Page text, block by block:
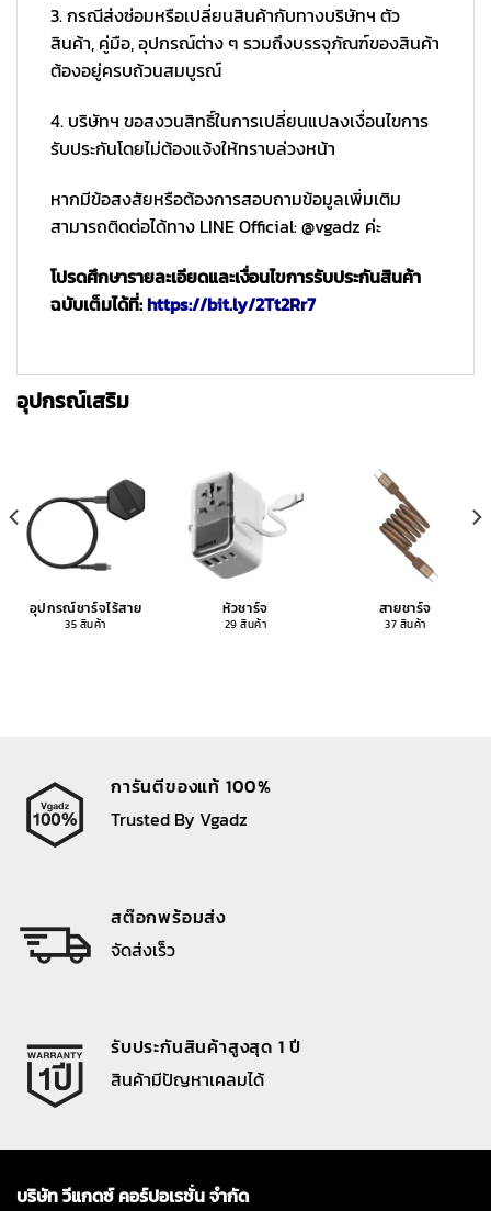
3. กรณีส่งซ่อมหรือเปลี่ยนสินค้ากับทางบริษัทฯ ตัว
สินค้า, คู่มือ, อุปกรณ์ต่าง ๆ รวมถึงบรรจุภัณฑ์ของสินค้า
ต้องอยู่ครบถ้วนสมบูรณ์
4. บริษัทฯ ขอสงวนสิทธิ์ในการเปลี่ยนแปลงเงื่อนไขการ
รับประกันโดยไม่ต้องแจ้งให้ทราบล่วงหน้า
หากมีข้อสงสัยหรือต้องการสอบถามข้อมูลเพิ่มเติม
สามารถติดต่อได้ทาง LINE Official: @vgadz ค่ะ
โปรดศึกษารายละเอียดและเงื่อนไขการรับประกันสินค้า
ฉบับเต็มได้ที่:https://bit.ly/2Tt2Rr7
อุปกรณ์เสริม
อุปกรณ์ชาร์จไร้สาย
35 สินค้า
หัวชาร์จ
29 สินค้า
สายชาร์จ
37 สินค้า
การันตีของแท้ 100%
Trusted By Vgadz
สต๊อกพร้อมส่ง
จัดส่งเร็ว
รับประกันสินค้าสูงสุด 1 ปี
สินค้ามีปัญหาเคลมได้
บริษัท วีแกดซ์ คอร์ปอเรชั่น จำกัด